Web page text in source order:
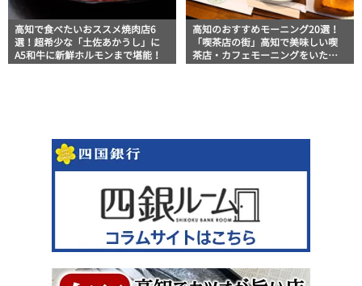
高知で食べたいおススメ焼肉店6
選！超希少な「土佐あかうし」に
A5和牛に新鮮ホルモンまで堪能！
高知のおすすめモーニング20選！
「喫茶店の街」高知で美味しい喫
茶店・カフェモーニングをいただ